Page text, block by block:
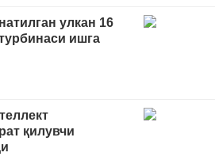
улкан 16
ишга
қилувчи